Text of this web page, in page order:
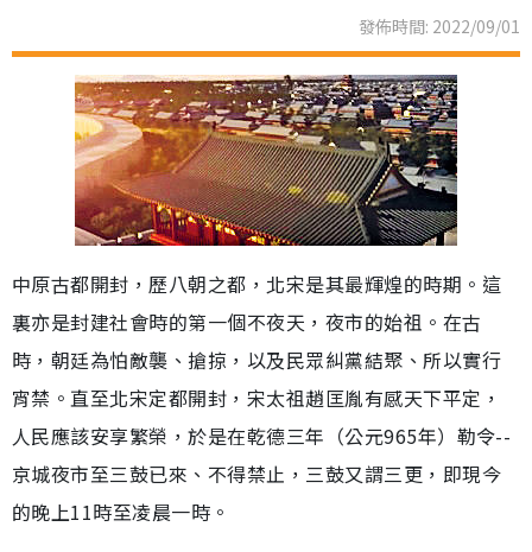
發佈時間: 2022/09/01
中原古都開封，歷八朝之都，北宋是其最輝煌的時期。這
裏亦是封建社會時的第一個不夜天，夜市的始祖。在古
時，朝廷為怕敵襲、搶掠，以及民眾糾黨結聚、所以實行
宵禁。直至北宋定都開封，宋太祖趙匡胤有感天下平定，
人民應該安享繁榮，於是在乾德三年（公元965年）勒令--
京城夜市至三鼓已來、不得禁止，三鼓又謂三更，即現今
的晚上11時至凌晨一時。